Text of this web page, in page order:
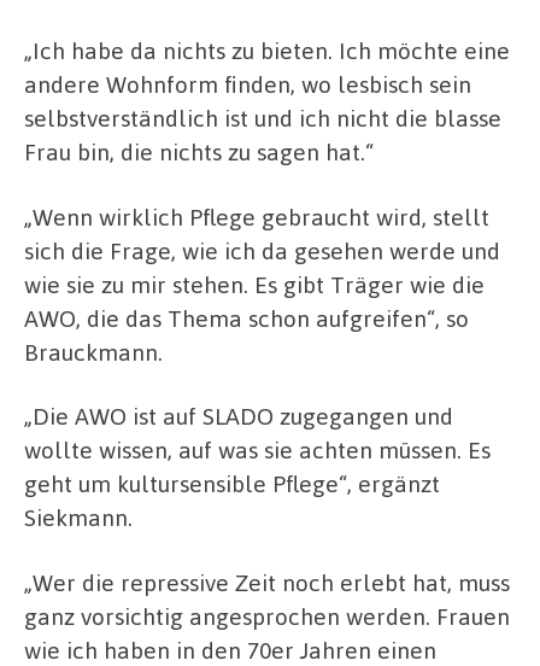
„Ich habe da nichts zu bieten. Ich möchte eine
andere Wohnform finden, wo lesbisch sein
selbstverständlich ist und ich nicht die blasse
Frau bin, die nichts zu sagen hat.“
„Wenn wirklich Pflege gebraucht wird, stellt
sich die Frage, wie ich da gesehen werde und
wie sie zu mir stehen. Es gibt Träger wie die
AWO, die das Thema schon aufgreifen“, so
Brauckmann.
„Die AWO ist auf SLADO zugegangen und
wollte wissen, auf was sie achten müssen. Es
geht um kultursensible Pflege“, ergänzt
Siekmann.
„Wer die repressive Zeit noch erlebt hat, muss
ganz vorsichtig angesprochen werden. Frauen
wie ich haben in den 70er Jahren einen